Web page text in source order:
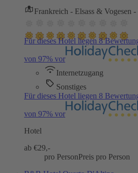
Frankreich - Elsass & Vogesen
Für dieses Hotel liegen 8
von 97% vor
Internetzugang
Sonstiges
Für dieses Hotel liegen 8
von 97% vor
Hotel
ab €29,-
pro PersonPreis pro Person